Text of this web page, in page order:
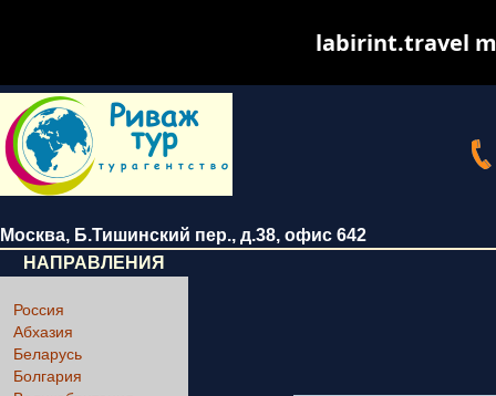
Москва, Б.Тишинский пер., д.38, офис 642
НАПРАВЛЕНИЯ
Россия
Абхазия
Беларусь
Болгария
labirint.travel